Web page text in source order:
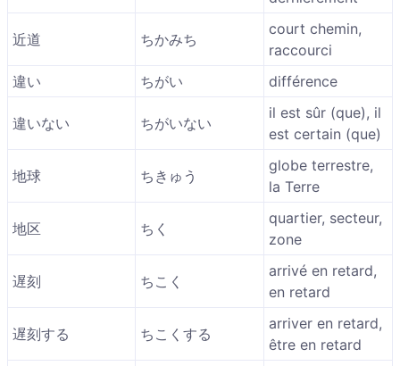
近道 ちかみち
court chemin,
raccourci
違い
ちがい différence
違いない ちがいない
il est sûr (que), il
est certain (que)
地球 ちきゅう
globe terrestre,
la Terre
地区 ちく
quartier, secteur,
zone
遅刻 ちこく
arrivé en retard,
en retard
遅刻する ちこくする
arriver en retard,
être en retard